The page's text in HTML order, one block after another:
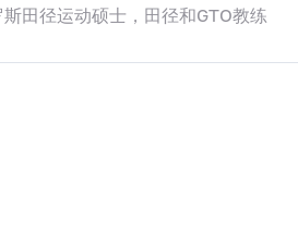
田径运动硕士，田径和GTO教练